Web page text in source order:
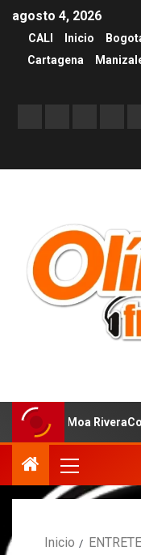
agosto 4, 2026
CALI Inicio
Cartagena
RiveraComunicado
Inicio